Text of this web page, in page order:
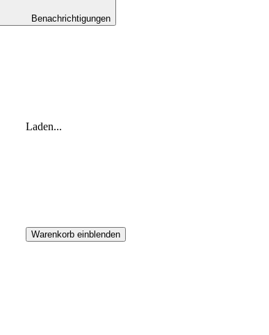
Benachrichtigungen
Laden...
Warenkorb einblenden